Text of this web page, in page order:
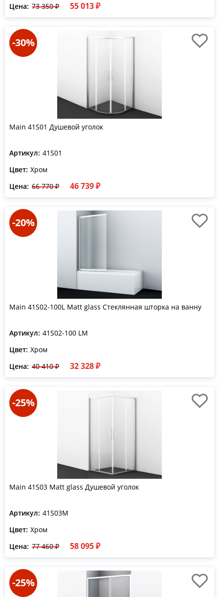
Цена: 73 350 ₽ 55 013 ₽
-30%
Main 41S01 Душевой уголок
Артикул: 41S01
Цвет: Хром
Цена: 66 770 ₽ 46 739 ₽
-20%
Main 41S02-100L Matt glass Стеклянная шторка на ванну
Артикул: 41S02-100 LM
Цвет: Хром
Цена: 40 410 ₽ 32 328 ₽
-25%
Main 41S03 Matt glass Душевой уголок
Артикул: 41S03M
Цвет: Хром
Цена: 77 460 ₽ 58 095 ₽
-25%